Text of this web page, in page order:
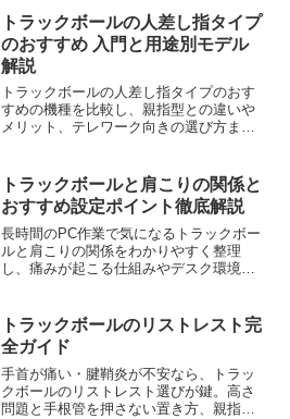
を選ぶ判断材料になります。初心者にも
安心の入門ガイドです。
トラックボールの人差し指タイプ
のおすすめ 入門と用途別モデル
解説
トラックボールの人差し指タイプのおす
すめの機種を比較し、親指型との違いや
メリット、テレワーク向きの選び方まで
玉からコンパクトモデルまで網羅し、自
分に合う一台が分かるガイドで、肩や手
首の負担軽減も意識した内容です。
トラックボールと肩こりの関係と
おすすめ設定ポイント徹底解説
長時間のPC作業で気になるトラックボー
ルと肩こりの関係をわかりやすく整理
し、痛みが起こる仕組みやデスク環境の
への向き合い方、自分に合う選び方と簡
単ストレッチまで解説します。
トラックボールのリストレスト完
全ガイド
手首が痛い・腱鞘炎が不安なら、トラッ
クボールのリストレスト選びが鍵。高さ
問題と手根管を押さない置き方、親指型/